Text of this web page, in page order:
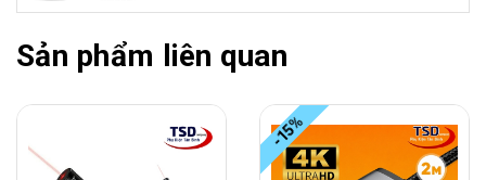
Sản phẩm liên quan
-15%